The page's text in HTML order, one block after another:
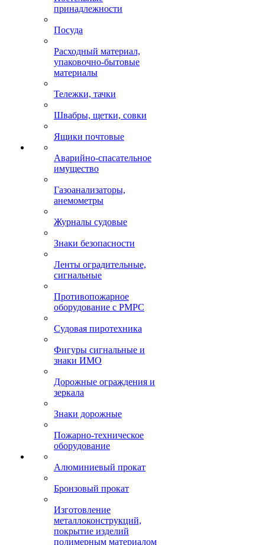
принадлежности
Посуда
Расходный материал,
упаковочно-бытовые
материалы
Тележки, тачки
Швабры, щетки, совки
Ящики почтовые
Аварийно-спасательное
имущество
Газоанализаторы,
анемометры
Журналы судовые
Знаки безопасности
Ленты оградительные,
сигнальные
Противопожарное
оборудование с РМРС
Судовая пиротехника
Фигуры сигнальные и
знаки ИМО
Дорожные ограждения и
зеркала
Знаки дорожные
Пожарно-техническое
оборудование
Алюминиевый прокат
Бронзовый прокат
Изготовление
металлоконструкций,
покрытие изделий
полимерным материалом